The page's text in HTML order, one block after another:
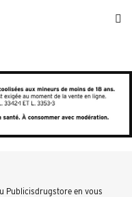
Publicisdrugstore en vous